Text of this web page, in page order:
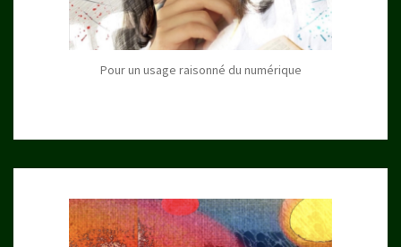
Pour un usage raisonné du numérique